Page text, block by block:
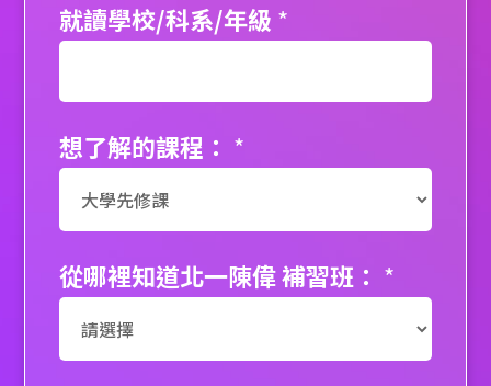
就讀學校/科系/年級 *
想了解的課程： *
從哪裡知道北一陳偉 補習班： *